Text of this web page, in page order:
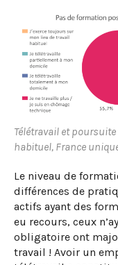
Télétravail et
habituel, France
Le niveau de
différences de
actifs ayant des
eu recours, ceux
obligatoire ont
travail ! Avoir un